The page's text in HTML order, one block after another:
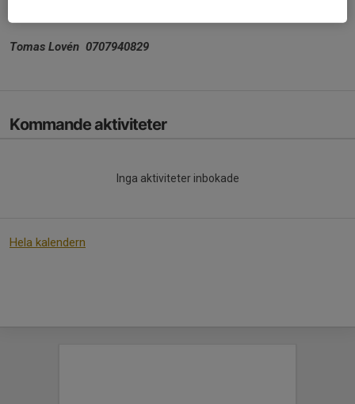
Tomas Lovén 0707940829
Kommande aktiviteter
Inga aktiviteter inbokade
Hela kalendern